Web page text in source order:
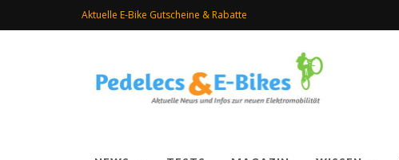
Aktuelle E-Bike Gutscheine & Rabatte